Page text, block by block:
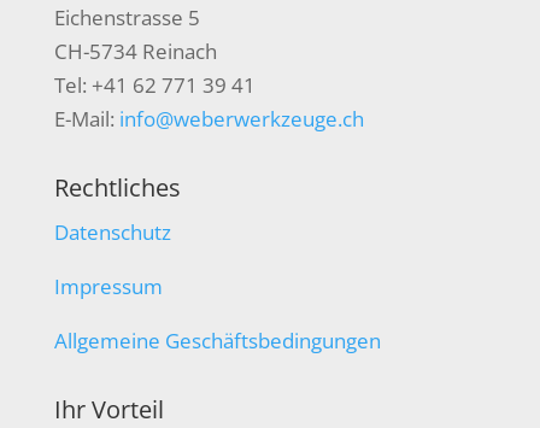
Eichenstrasse 5
CH-5734 Reinach
Tel: +41 62 771 39 41
E-Mail: info@weberwerkzeuge.ch
Rechtliches
Datenschutz
Impressum
Allgemeine Geschäftsbedingungen
Ihr Vorteil